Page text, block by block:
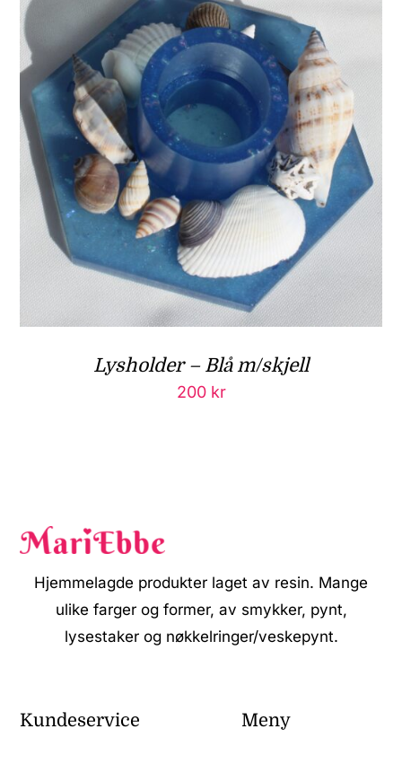
Lysholder – Blå m/skjell
200 kr
Hjemmelagde produkter laget av resin. Mange
ulike farger og former, av smykker, pynt,
lysestaker og nøkkelringer/veskepynt.
Kundeservice Meny